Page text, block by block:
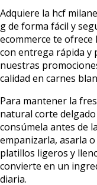
Adquiere la hcf
g de forma fácil y
ecommerce te ofrece
con entrega rápida y
nuestras
calidad en carnes
Para mantener la
natural corte
consúmela antes de
empanizarla, asarla
platillos ligeros y
convierte en un
diaria.